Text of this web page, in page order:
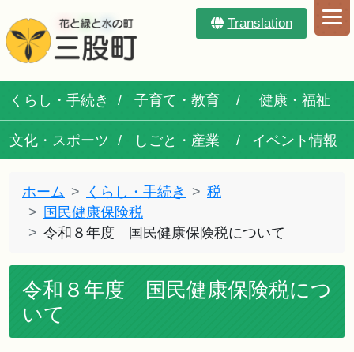
Translation
くらし・手続き 子育て・教育 健康・福祉
文化・スポーツ しごと・産業 イベント情報
ホーム くらし・手続き
税
国民健康保険税
令和８年度 国民健康保険税について
令和８年度 国民健康保険税につ
いて